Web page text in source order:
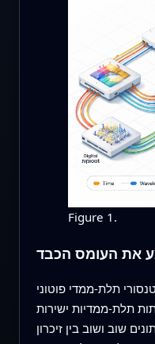
Figure 1.
את העומס הכבד
תלת‑ממדי פוטוני
תלת‑ממדיות ישירות
שוב ושוב בין זיכרון